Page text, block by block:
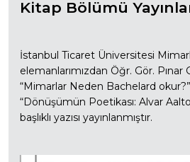
Kitap Bölümü
İstanbul Ticaret Üniversitesi
elemanlarımızdan Öğr. Gör. Pınar
“Mimarlar Neden Bachelard
“Dönüşümün Poetikası: Alvar
başlıklı yazısı yayınlanmıştır.